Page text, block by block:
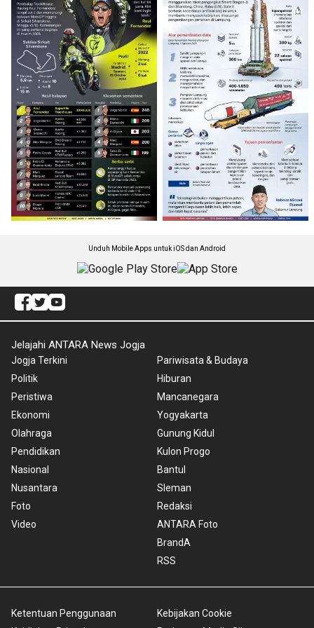
Unduh Mobile Apps untuk iOS dan Android
Jelajahi ANTARA News Jogja
Jogja Terkini
Politik
Peristiwa
Ekonomi
Olahraga
Pendidikan
Nasional
Nusantara
Foto
Video
Pariwisata & Budaya
Hiburan
Mancanegara
Yogyakarta
Gunung Kidul
Kulon Progo
Bantul
Sleman
Redaksi
ANTARA Foto
BrandA
RSS
Ketentuan Penggunaan
Kebijakan Cookie